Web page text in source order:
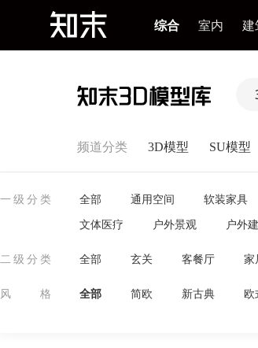
综合 室内 建
频道分类 3D模型 SU模型
一级分类 全部 通用空间 软装家具
文体医疗
户外景观 户外
二级分类 全部 玄关 客餐厅 家
风格 全部 简欧 新古典 欧